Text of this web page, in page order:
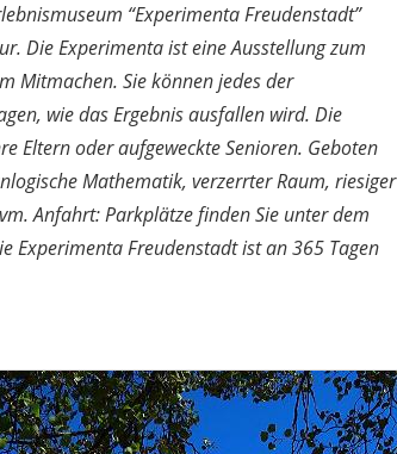
“Experimenta Freudenstadt”
Die Experimenta ist eine Ausstellung zum
Mitmachen. Sie können jedes der
wie das Ergebnis ausfallen wird. Die
Eltern oder aufgeweckte Senioren. Geboten
Mathematik, verzerrter Raum, riesiger
Anfahrt: Parkplätze finden Sie unter dem
Experimenta Freudenstadt ist an 365 Tagen